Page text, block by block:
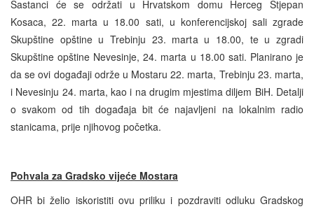
Sastanci će se održati u Hrvatskom domu Herceg Stjepan
Kosaca, 22. marta u 18.00 sati, u konferencijskoj sali zgrade
Skupštine opštine u Trebinju 23. marta u 18.00, te u zgradi
Skupštine opštine Nevesinje, 24. marta u 18.00 sati. Planirano je
da se ovi događaji održe u Mostaru 22. marta, Trebinju 23. marta,
i Nevesinju 24. marta, kao i na drugim mjestima diljem BiH. Detalji
o svakom od tih događaja bit će najavljeni na lokalnim radio
stanicama, prije njihovog početka.
Pohvala za Gradsko vijeće Mostara
OHR bi želio iskoristiti ovu priliku i pozdraviti odluku Gradskog